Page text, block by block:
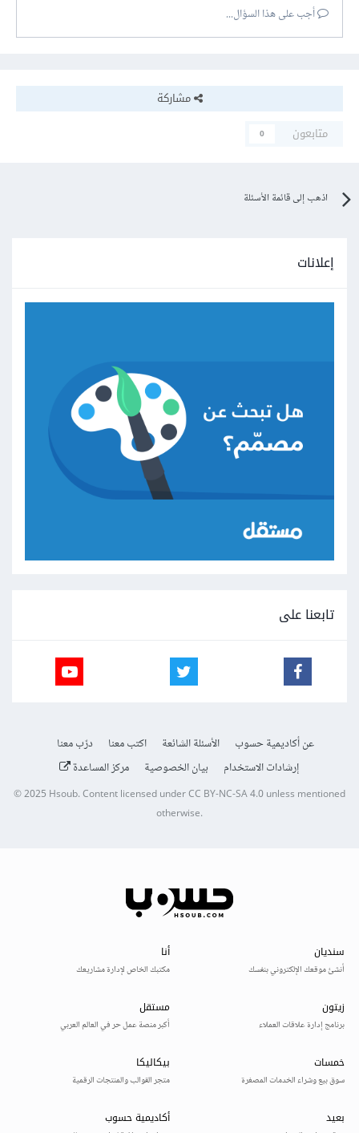
أجب على هذا السؤال...
مشاركة
متابعون
0
اذهب إلى قائمة الأسئلة
إعلانات
تابعنا على
عن أكاديمية حسوب الأسئلة الشائعة اكتب معنا
درّب معنا
إرشادات الاستخدام
بيان الخصوصية مركز المساعدة
© 2025Hsoub.Content licensed underCC BY-NC-SA 4.0unless mentioned
otherwise.